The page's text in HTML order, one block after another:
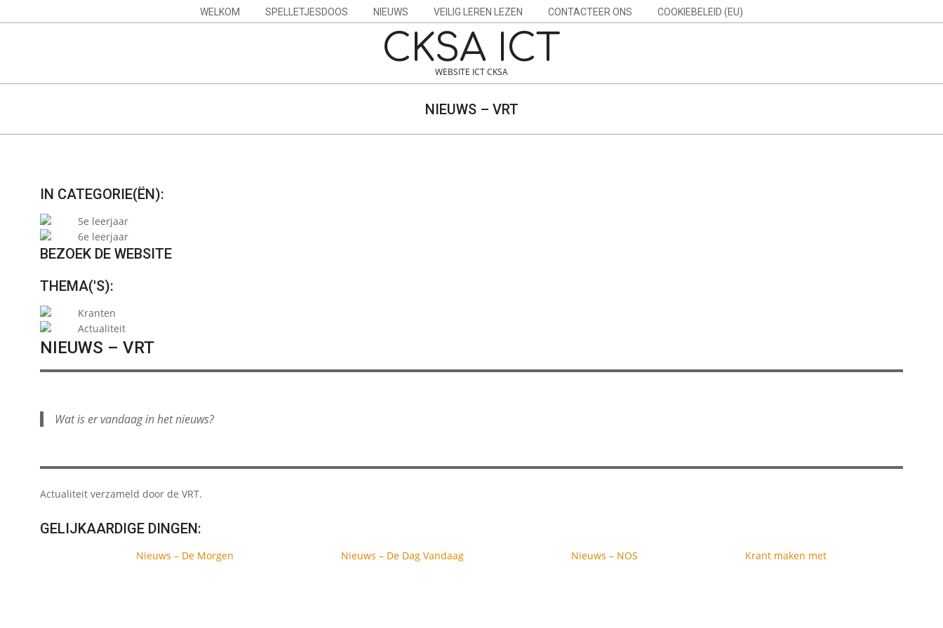
to
Menu
WELKOM SPELLETJESDOOS NIEUWS VEILIG LEREN LEZEN CONTACTEER ONS COOKIEBELEID (EU)
CKSA ICT
WEBSITE ICT CKSA
NIEUWS – VRT
IN CATEGORIE(ËN):
5e leerjaar
6e leerjaar
BEZOEK DE WEBSITE
THEMA('S):
Kranten
Actualiteit
NIEUWS – VRT
Wat is er vandaag in het nieuws?
Actualiteit verzameld door de VRT.
GELIJKAARDIGE DINGEN:
Nieuws – De Morgen Nieuws – De Dag Vandaag Nieuws – NOS Krant maken met